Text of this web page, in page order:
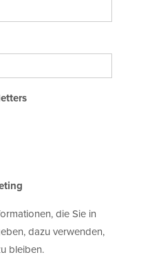
die Sie in
dazu verwenden,
bleiben.